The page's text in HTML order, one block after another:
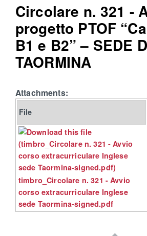
Circolare n. 321 -
progetto PTOF
B1 e B2” – SEDE
TAORMINA
Attachments:
File
timbro_Circolare n. 321 - Avvio
corso extracurriculare Inglese
sede Taormina-signed.pdf